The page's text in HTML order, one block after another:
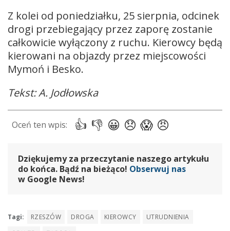
Z kolei od poniedziałku, 25 sierpnia, odcinek
drogi przebiegający przez zaporę zostanie
całkowicie wyłączony z ruchu. Kierowcy będą
kierowani na objazdy przez miejscowości
Mymoń i Besko.
Tekst: A. Jodłowska
Dziękujemy za przeczytanie naszego artykułu
do końca. Bądź na bieżąco! Obserwuj nas
w Google News!
Tagi: RZESZÓW DROGA KIEROWCY
UTRUDNIENIA